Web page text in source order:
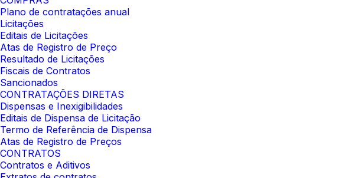
Plano de contratações anual
Licitações
Editais de Licitações
Atas de Registro de Preço
Resultado de Licitações
Fiscais de Contratos
Sancionados
CONTRATAÇÕES DIRETAS
Dispensas e Inexigibilidades
Editais de Dispensa de Licitação
Termo de Referência de Dispensa
Atas de Registro de Preços
CONTRATOS
Contratos e Aditivos